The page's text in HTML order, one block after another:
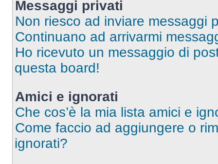
Messaggi privati
Non riesco ad inviare messaggi
Continuano ad arrivarmi
Ho ricevuto un messaggio di
questa board!
Amici e ignorati
Che cos’è la mia lista amici e
Come faccio ad aggiungere o
ignorati?